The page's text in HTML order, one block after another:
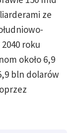
ze
roku
około 6,9
bln dolarów